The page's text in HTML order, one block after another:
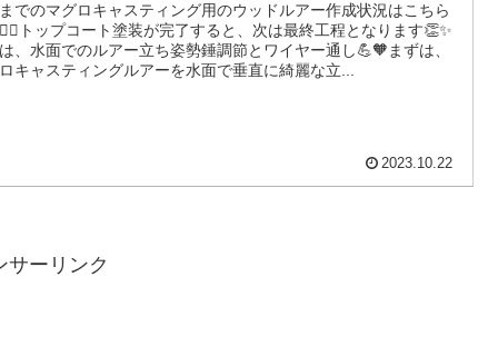
でのマグロキャスティング用のウッドルアー作成状況はこちら
トップコート塗装が完了すると、次は最終工程となります👏✨
、水面でのルアー立ち姿勢錘調節とワイヤー通し💪🧡まずは、
キャスティングルアーを水面で垂直に綺麗な立...
2023.10.22
サーリンク